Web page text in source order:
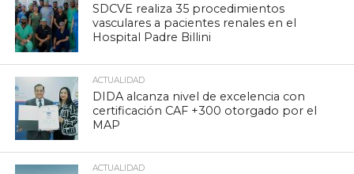
SDCVE realiza 35 procedimientos
vasculares a pacientes renales en el
Hospital Padre Billini
ACTUALIDAD
DIDA alcanza nivel de excelencia con
certificación CAF +300 otorgado por el
MAP
ACTUALIDAD